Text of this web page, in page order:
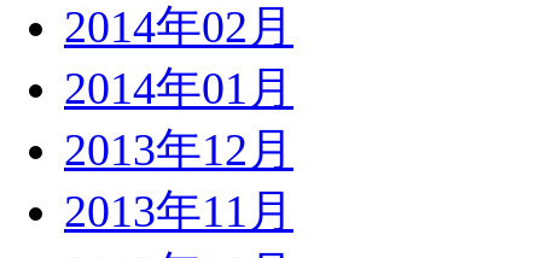
2014年02月
2014年01月
2013年12月
2013年11月